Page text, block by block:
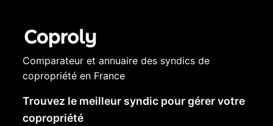
Comparateur et annuaire des syndics de
copropriété en France
Trouvez le meilleur syndic pour gérer votre
copropriété